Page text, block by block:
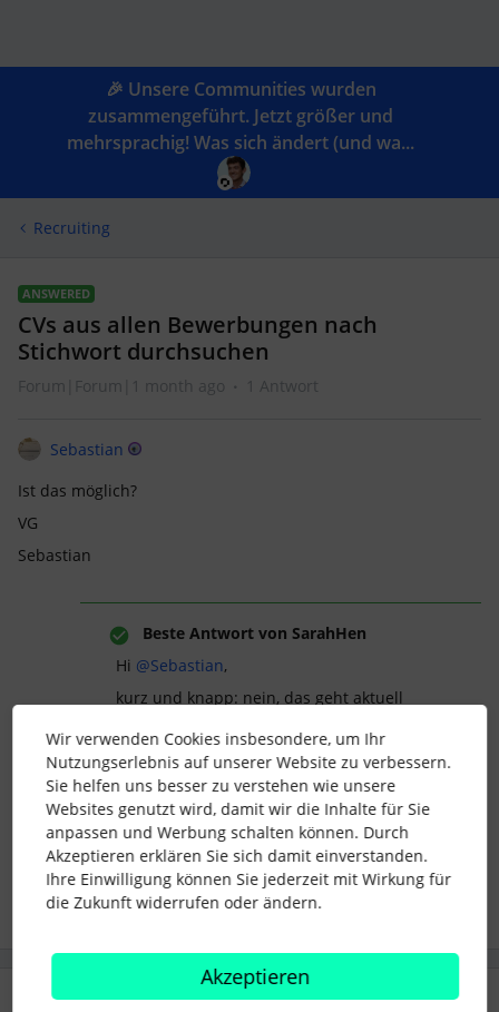
🎉 Unsere Communities wurden
zusammengeführt. Jetzt größer und
mehrsprachig! Was sich ändert (und wa...
Recruiting
ANSWERED
CVs aus allen Bewerbungen nach
Stichwort durchsuchen
Forum|Forum|1 month ago 1 Antwort
Sebastian
Ist das möglich?
VG
Sebastian
Beste Antwort von SarahHen
Hi ​ @Sebastian,
kurz und knapp: nein, das geht aktuell
Viele Grüße
CV search Keyword filter
1 Antwort
Wir verwenden Cookies insbesondere, um Ihr
Nutzungserlebnis auf unserer Website zu verbessern.
Sie helfen uns besser zu verstehen wie unsere
Websites genutzt wird, damit wir die Inhalte für Sie
anpassen und Werbung schalten können. Durch
Akzeptieren erklären Sie sich damit einverstanden.
Ihre Einwilligung können Sie jederzeit mit Wirkung für
die Zukunft widerrufen oder ändern.
Akzeptieren